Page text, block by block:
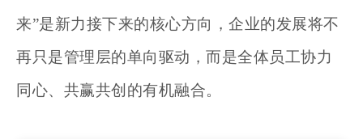
来”是新力接下来的核心方向，企业的发展将不
再只是管理层的单向驱动，而是全体员工协力
同心、共赢共创的有机融合。